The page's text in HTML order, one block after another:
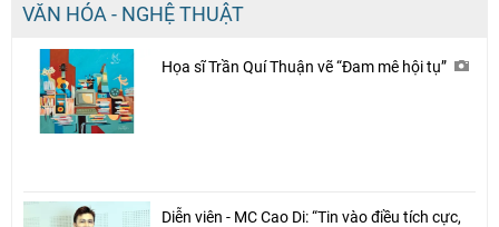
VĂN HÓA - NGHỆ THUẬT
Họa sĩ Trần Quí Thuận vẽ “Đam mê hội tụ”
Diễn viên - MC Cao Di: “Tin vào điều tích cực,